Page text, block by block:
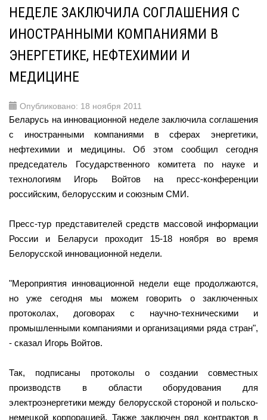
НЕДЕЛЕ ЗАКЛЮЧИЛА СОГЛАШЕНИЯ С
ИНОСТРАННЫМИ КОМПАНИЯМИ В
ЭНЕРГЕТИКЕ, НЕФТЕХИМИИ И
МЕДИЦИНЕ
Опубликовано: 18 ноября 2011
Беларусь на инновационной неделе заключила соглашения
с иностранными компаниями в сферах энергетики,
нефтехимии и медицины. Об этом сообщил сегодня
председатель Государственного комитета по науке и
технологиям Игорь Войтов на пресс-конференции
российским, белорусским и союзным СМИ.
Пресс-тур представителей средств массовой информации
России и Беларуси проходит 15-18 ноября во время
Белорусской инновационной недели.
"Мероприятия инновационной недели еще продолжаются,
но уже сегодня мы можем говорить о заключенных
протоколах, договорах с научно-техническими и
промышленными компаниями и организациями ряда стран",
- сказал Игорь Войтов.
Так, подписаны протоколы о создании совместных
производств в области оборудования для
электроэнергетики между белорусской стороной и польско-
немецкой корпорацией. Также заключен ряд контрактов в